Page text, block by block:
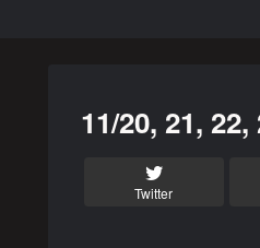
11/20, 21,
Twitter